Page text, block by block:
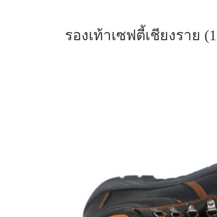
รองเท้าเซฟตี้เชียงราย